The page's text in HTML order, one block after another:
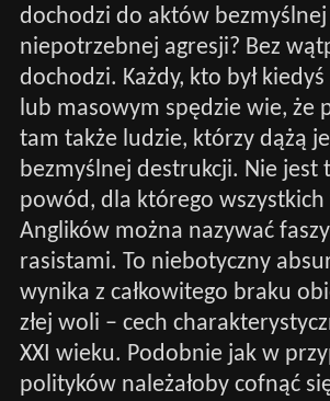
dochodzi do aktów bezmyślnej
niepotrzebnej agresji? Bez
dochodzi. Każdy, kto był
lub masowym spędzie wie, że
tam także ludzie, którzy dążą
bezmyślnej destrukcji. Nie jest
powód, dla którego
Anglików można nazywać
rasistami. To niebotyczny
wynika z całkowitego braku
złej woli – cech
XXI wieku. Podobnie jak w
polityków należałoby cofnąć